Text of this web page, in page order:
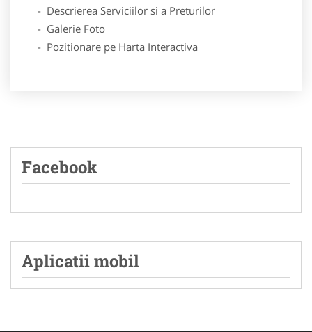
- Descrierea Serviciilor si a Preturilor
- Galerie Foto
- Pozitionare pe Harta Interactiva
Facebook
Aplicatii mobil